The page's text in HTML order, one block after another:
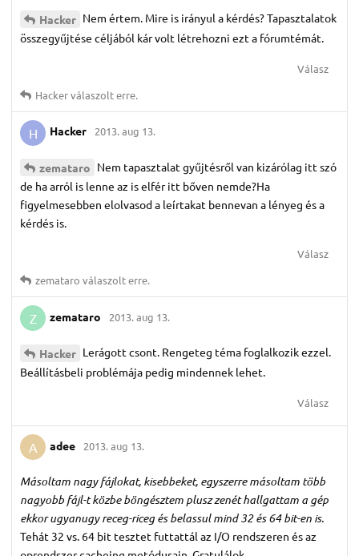
Hacker Nem értem. Mire is irányul a kérdés? Tapasztalatok
összegyűjtése céljából kár volt létrehozni ezt a fórumtémát.
Válasz
Hackerválaszolt erre.
H Hacker 2013. aug 13.
zemataro Nem tapasztalat gyűjtésről van kizárólag itt szó
de ha arról is lenne az is elfér itt bőven nemde?Ha
figyelmesebben elolvasod a leírtakat bennevan a lényeg és a
kérdés is.
Válasz
zemataro válaszolt erre.
Z zemataro 2013. aug 13.
Hacker Lerágott csont. Rengeteg téma foglalkozik ezzel.
Beállításbeli problémája pedig mindennek lehet.
Válasz
A adee 2013. aug 13.
Másoltam nagy fájlokat, kisebbeket, egyszerre másoltam több
nagyobb fájl-t közbe böngésztem plusz zenét hallgattam a gép
ekkor ugyanugy receg-riceg és belassul mind 32 és 64 bit-en is.
Tehát 32 vs. 64 bit tesztet futtattál az I/O rendszeren és az